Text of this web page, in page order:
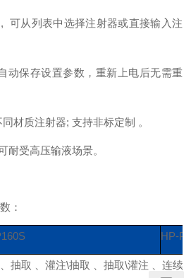
可从列表中选择注射器或直接输入注
动保存设置参数，重新上电后无需重
同材质注射器; 支持非标定制 。
耐受高压输液场景。
：
HP-
抽取 、灌注\抽取 、抽取\灌注 、连续